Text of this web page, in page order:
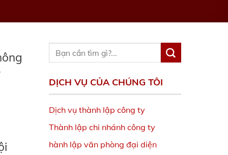
DỊCH VỤ CỦA CHÚNG TÔI
Dịch vụ thành lập công ty
Thành lập chi nhánh công ty
hành lập văn phòng đại diện